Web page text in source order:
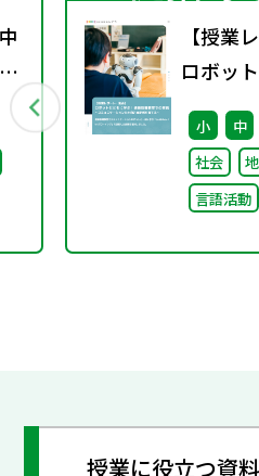
【授業
ロボッ
通級指
コミュ
自己肯
小 中
社会
言語活動
授業に役立つ資